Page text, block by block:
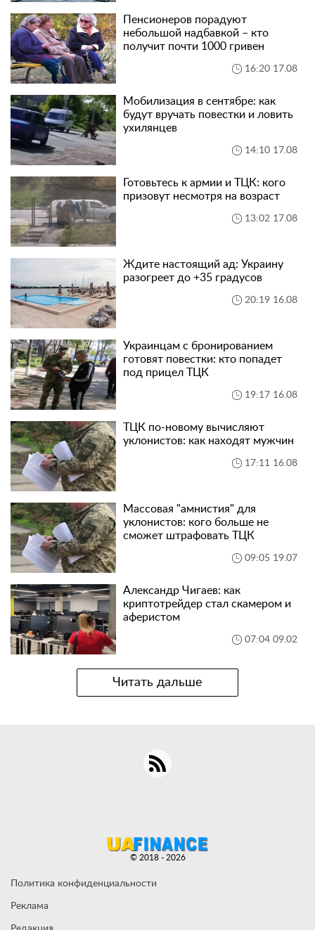
Пенсионеров порадуют
небольшой надбавкой – кто
получит почти 1000 гривен
16:20 17.08
Мобилизация в сентябре: как
будут вручать повестки и ловить
ухилянцев
14:10 17.08
Готовьтесь к армии и ТЦК: кого
призовут несмотря на возраст
13:02 17.08
Ждите настоящий ад: Украину
разогреет до +35 градусов
20:19 16.08
Украинцам с бронированием
готовят повестки: кто попадет
под прицел ТЦК
19:17 16.08
ТЦК по-новому вычисляют
уклонистов: как находят мужчин
17:11 16.08
Массовая "амнистия" для
уклонистов: кого больше не
сможет штрафовать ТЦК
09:05 19.07
Александр Чигаев: как
криптотрейдер стал скамером и
аферистом
07:04 09.02
Читать дальше
Политика конфиденциальности
Реклама
© 2018 - 2026